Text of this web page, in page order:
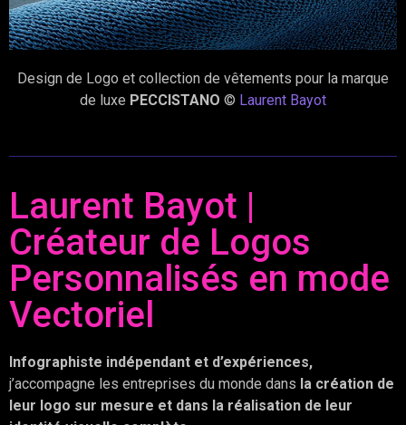
Design de Logo et collection de vêtements pour la marque
de luxe PECCISTANO © Laurent Bayot
Laurent Bayot |
Créateur de Logos
Personnalisés en mode
Vectoriel
Infographiste indépendant et d’expériences,
j’accompagne les entreprises du monde dans la création de
leur logo sur mesure et dans la réalisation de leur